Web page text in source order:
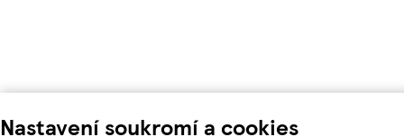
Nastavení soukromí a cookies